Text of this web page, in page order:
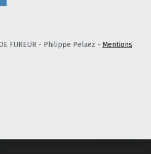
FUREUR - Philippe Pelaez - Mentions